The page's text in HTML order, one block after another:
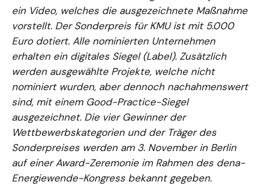
ein Video, welches die ausgezeichnete Maßnahme
vorstellt. Der Sonderpreis für KMU ist mit 5.000
Euro dotiert. Alle nominierten Unternehmen
erhalten ein digitales Siegel (Label). Zusätzlich
werden ausgewählte Projekte, welche nicht
nominiert wurden, aber dennoch nachahmenswert
sind, mit einem Good-Practice-Siegel
ausgezeichnet. Die vier Gewinner der
Wettbewerbskategorien und der Träger des
Sonderpreises werden am 3. November in Berlin
auf einer Award-Zeremonie im Rahmen des dena-
Energiewende-Kongress bekannt gegeben.